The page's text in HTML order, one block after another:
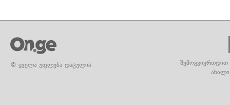
© ყველა უფლება დაცულია
შემოგვიერთდით
ახალი